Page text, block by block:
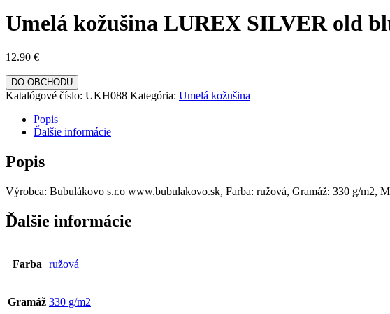
Umelá kožušina LUREX SILVER old
12.90 €
DO OBCHODU
Katalógové číslo: UKH088 Kategória: Umelá kožušina
Popis
Ďalšie informácie
Popis
Výrobca: Bubulákovo s.r.o www.bubulakovo.sk, Farba: ružová, Gramáž: 330 g/m2,
Ďalšie informácie
Farba ružová
Gramáž 330 g/m2